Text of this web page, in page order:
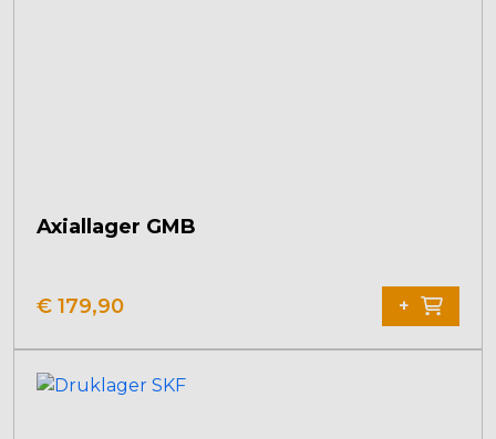
Axiallager GMB
€ 179,90 +